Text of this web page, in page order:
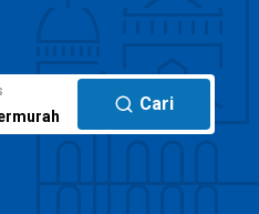
Cari